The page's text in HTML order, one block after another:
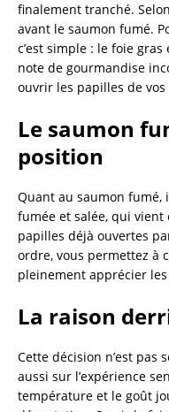
finalement tranché.
avant le saumon fumé.
c’est simple : le foie
note de gourmandise
ouvrir les papilles de vos
Le saumon
position
Quant au saumon fumé,
fumée et salée, qui
papilles déjà ouvertes
ordre, vous permettez à
pleinement apprécier
La raison
Cette décision n’est pas
aussi sur l’expérience
température et le goût